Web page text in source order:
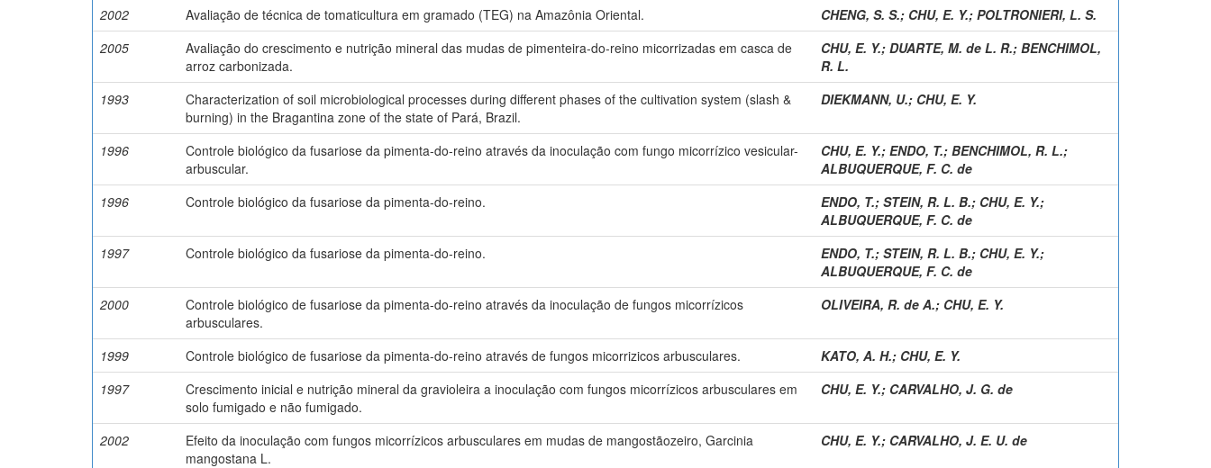
2002
Avaliação de técnica de tomaticultura em gramado (TEG) na Amazônia Oriental. CHENG, S. S.; CHU, E. Y.; POLTRONIERI, L. S.
2005
Avaliação do crescimento e nutrição mineral das mudas de pimenteira-do-reino micorrizadas em casca de
arroz carbonizada.
CHU, E. Y.; DUARTE, M. de L. R.; BENCHIMOL,
R. L.
1993
Characterization of soil microbiological processes during different phases of the cultivation system (slash &
burning) in the Bragantina zone of the state of Pará, Brazil.
DIEKMANN, U.; CHU, E. Y.
1996
Controle biológico da fusariose da pimenta-do-reino através da inoculação com fungo micorrízico vesicular-
arbuscular.
CHU, E. Y.; ENDO, T.; BENCHIMOL, R. L.;
ALBUQUERQUE, F. C. de
1996
Controle biológico da fusariose da pimenta-do-reino. ENDO, T.; STEIN, R. L. B.; CHU, E. Y.;
ALBUQUERQUE, F. C. de
1997
Controle biológico da fusariose da pimenta-do-reino. ENDO, T.; STEIN, R. L. B.; CHU, E. Y.;
ALBUQUERQUE, F. C. de
2000
Controle biológico de fusariose da pimenta-do-reino através da inoculação de fungos micorrízicos
arbusculares.
OLIVEIRA, R. de A.; CHU, E. Y.
1999 Controle biológico de fusariose da pimenta-do-reino através de fungos micorrizicos arbusculares. KATO, A. H.; CHU, E. Y.
1997
Crescimento inicial e nutrição mineral da gravioleira a inoculação com fungos micorrízicos arbusculares em
solo fumigado e não fumigado.
CHU, E. Y.; CARVALHO, J. G. de
2002
Efeito da inoculação com fungos micorrízicos arbusculares em mudas de mangostãozeiro, Garcinia
mangostana L.
CHU, E. Y.; CARVALHO, J. E. U. de